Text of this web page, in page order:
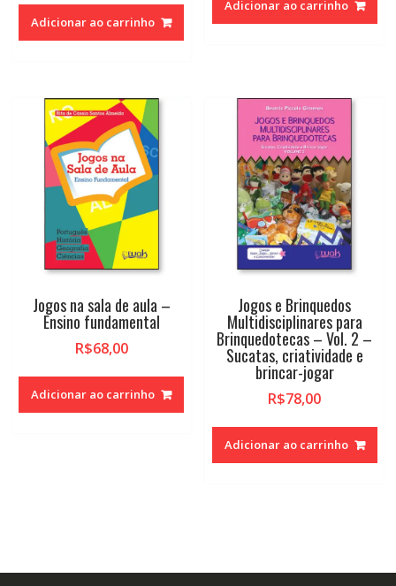
Adicionar ao carrinho
Adicionar ao carrinho
Jogos na sala de aula –
Ensino fundamental
R$68,00
Adicionar ao carrinho
Jogos e Brinquedos
Multidisciplinares para
Brinquedotecas – Vol. 2 –
Sucatas, criatividade e
brincar-jogar
R$78,00
Adicionar ao carrinho